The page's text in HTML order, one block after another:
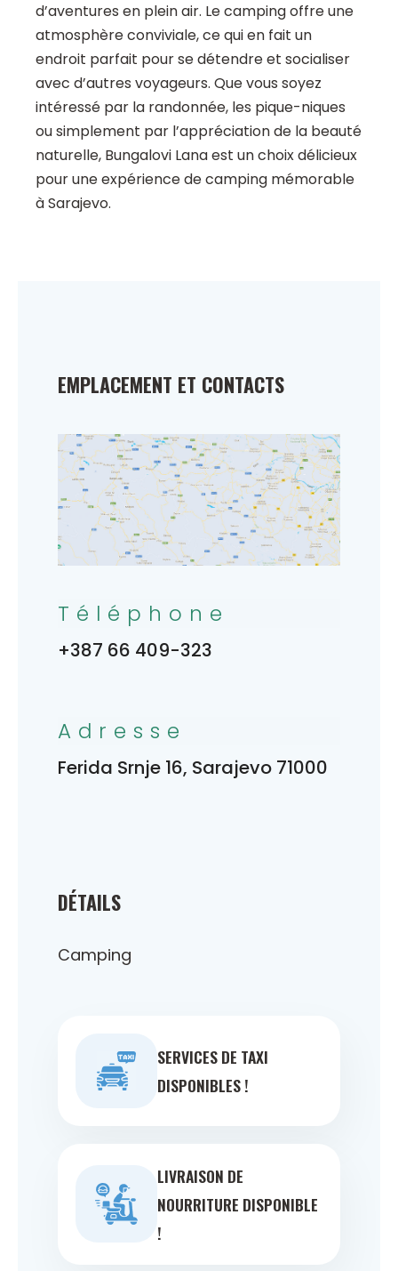
d’aventures en plein air. Le camping offre une
atmosphère conviviale, ce qui en fait un
endroit parfait pour se détendre et socialiser
avec d’autres voyageurs. Que vous soyez
intéressé par la randonnée, les pique-niques
ou simplement par l’appréciation de la beauté
naturelle, Bungalovi Lana est un choix délicieux
pour une expérience de camping mémorable
à Sarajevo.
DÉTAILS
Camping
SERVICES DE TAXI
DISPONIBLES !
LIVRAISON DE
NOURRITURE DISPONIBLE
!
EMPLACEMENT ET CONTACTS
Téléphone
+387 66 409-323
Adresse
Ferida Srnje 16, Sarajevo 71000